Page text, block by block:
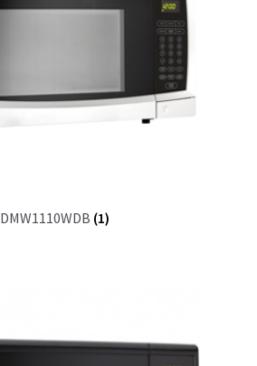
DMW1110WDB (1)